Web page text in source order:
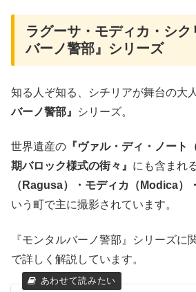
ラグーサ・モディカ・シ
バーノ警部』シリーズ
知る人ぞ知る、シチリアが舞台の大
バーノ警部』
シリーズ。
世界遺産の 『ヴァル・ディ・ノート
期バロック様式の街々』 にも含まれ
（Ragusa）・モディカ（Modica）
いう町で主に撮影されています。
『モンタルバーノ警部』シリーズに
で詳しく解説しています。